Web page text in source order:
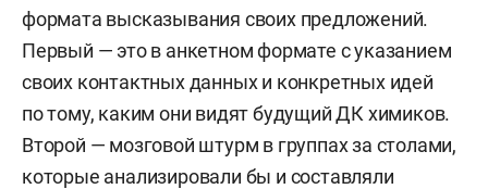
формата высказывания своих предложений.
Первый — это в анкетном формате с указанием
своих контактных данных и конкретных идей
по тому, каким они видят будущий ДК химиков.
Второй — мозговой штурм в группах за столами,
которые анализировали бы и составляли